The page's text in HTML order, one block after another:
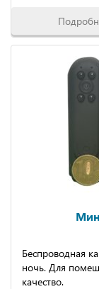
Беспроводная
ночь. Для
качество.